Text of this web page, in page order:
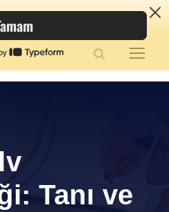
Tanı ve